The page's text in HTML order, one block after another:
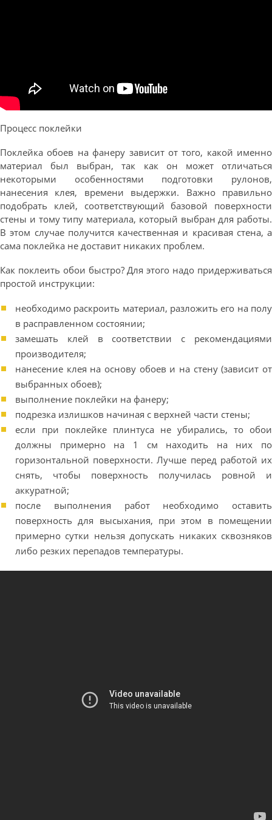
Процесс поклейки
Поклейка обоев на фанеру зависит от того, какой именно
материал был выбран, так как он может отличаться
некоторыми особенностями подготовки рулонов,
нанесения клея, времени выдержки. Важно правильно
подобрать клей, соответствующий базовой поверхности
стены и тому типу материала, который выбран для работы.
В этом случае получится качественная и красивая стена, а
сама поклейка не доставит никаких проблем.
Как поклеить обои быстро? Для этого надо придерживаться
простой инструкции:
необходимо раскроить материал, разложить его на полу
в расправленном состоянии;
замешать клей в соответствии с рекомендациями
производителя;
нанесение клея на основу обоев и на стену (зависит от
выбранных обоев);
выполнение поклейки на фанеру;
подрезка излишков начиная с верхней части стены;
если при поклейке плинтуса не убирались, то обои
должны примерно на 1 см находить на них по
горизонтальной поверхности. Лучше перед работой их
снять, чтобы поверхность получилась ровной и
аккуратной;
после выполнения работ необходимо оставить
поверхность для высыхания, при этом в помещении
примерно сутки нельзя допускать никаких сквозняков
либо резких перепадов температуры.